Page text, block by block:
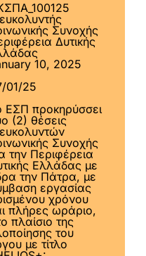
Συνοχής
Δυτικής
10, 2025
01/25
ΕΣΠ προκηρύσσει
(2) θέσεις
Συνοχής
την Περιφέρεια
Ελλάδας με
την Πάτρα, με
εργασίας
χρόνου
πλήρες ωράριο,
πλαίσιο της
του
με τίτλο